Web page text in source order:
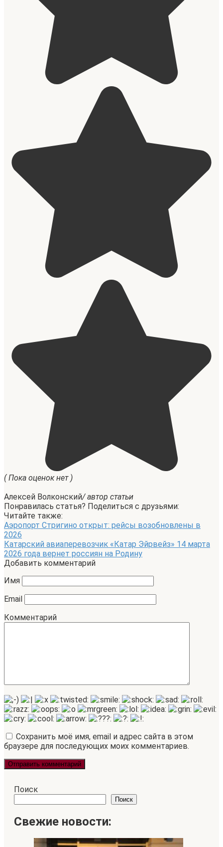
( Пока оценок нет )
Алексей Волконский/ автор статьи
Понравилась статья? Поделиться с друзьями:
Читайте также:
Аэропорт Стригино открыт: рейсы возобновлены в
2026
Катарский авиаперевозчик «Катар Эйрвейз» 14 марта
2026 года вернет россиян на Родину
Добавить комментарий
Имя
Email
Комментарий
Сохранить моё имя, email и адрес сайта в этом
браузере для последующих моих комментариев.
Поиск
Поиск
Свежие новости: